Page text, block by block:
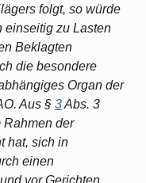
folgt, so würde
einseitig zu Lasten
Beklagten
die besondere
Organ der
Aus § 3Abs. 3
Rahmen der
hat, sich in
einen
vor Gerichten,